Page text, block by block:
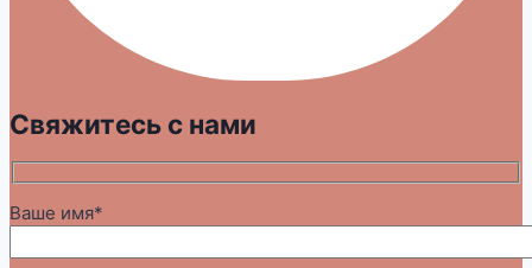
Свяжитесь с нами
Ваше имя*